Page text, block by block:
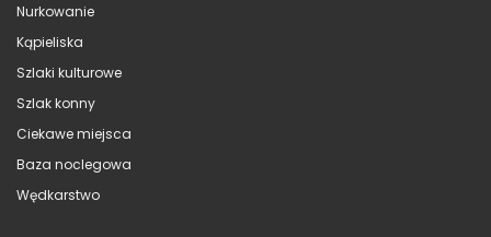
Nurkowanie
Kąpieliska
Szlaki kulturowe
Szlak konny
Ciekawe miejsca
Baza noclegowa
Wędkarstwo